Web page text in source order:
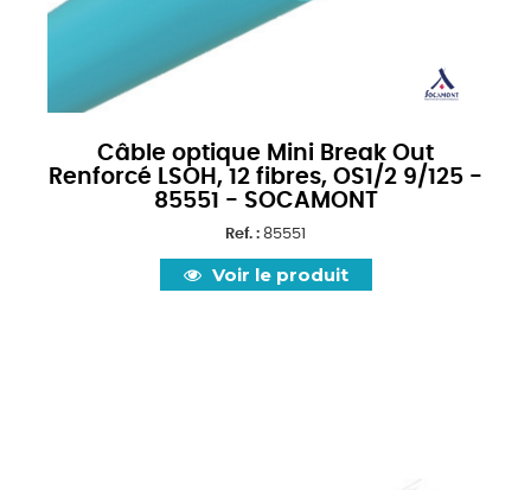
Câble optique Mini Break Out
Renforcé LSOH, 12 fibres, OS1/2 9/125 -
85551 - SOCAMONT
Ref. : 85551
Voir le produit